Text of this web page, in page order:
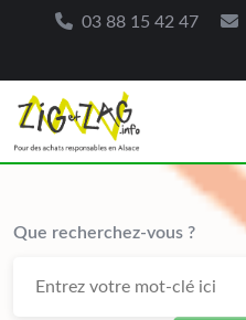
03 88 15 42 47
content
Que recherchez-vous ?